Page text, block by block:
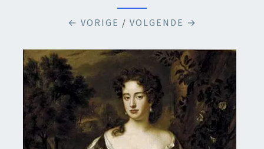
← VORIGE / VOLGENDE →